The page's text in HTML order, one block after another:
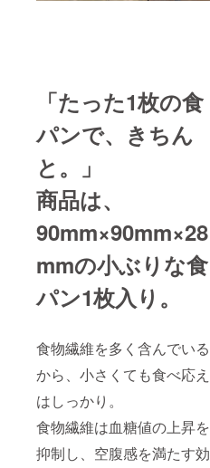
「たった1枚の食
パンで、きちん
と。」
商品は、
90mm×90mm×28
mmの小ぶりな食
パン1枚入り。
食物繊維を多く含んでいる
から、小さくても食べ応え
はしっかり。
食物繊維は血糖値の上昇を
抑制し、空腹感を満たす効